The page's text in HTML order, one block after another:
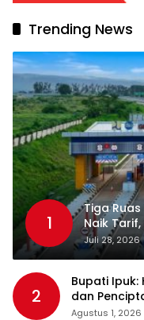
Trending News
1
Tiga
Naik Tarif,
Standar
Juli 28, 2026
2
Bupati Ipuk:
dan
Agustus 1, 2026